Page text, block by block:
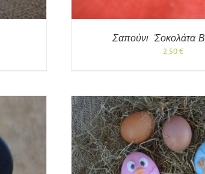
Σαπούνι “Σοκολάτα
2,50€
ΓΡΉΓΟΡΗ